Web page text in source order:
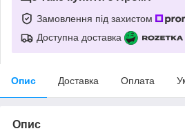
Замовлення під захистом
Доступна доставка
Опис Доставка Оплата
Опис